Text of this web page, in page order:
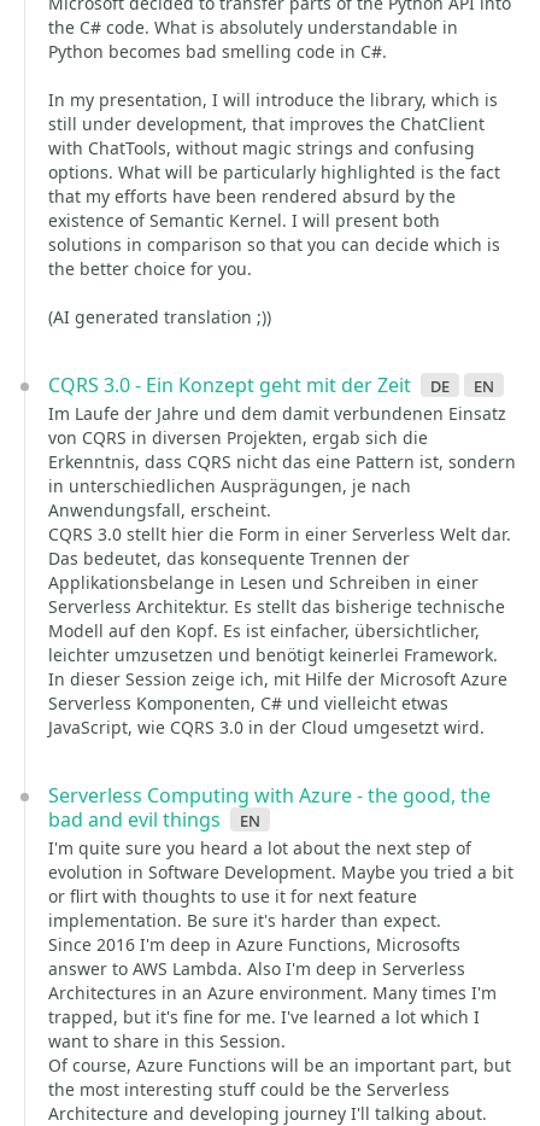
the C# code. What is absolutely understandable in
Python becomes bad smelling code in C#.
In my presentation, I will introduce the library, which is
still under development, that improves the ChatClient
with ChatTools, without magic strings and confusing
options. What will be particularly highlighted is the fact
that my efforts have been rendered absurd by the
existence of Semantic Kernel. I will present both
solutions in comparison so that you can decide which is
the better choice for you.
(AI generated translation ;))
CQRS 3.0 - Ein Konzept geht mit der Zeit de en
Im Laufe der Jahre und dem damit verbundenen Einsatz
von CQRS in diversen Projekten, ergab sich die
Erkenntnis, dass CQRS nicht das eine Pattern ist, sondern
in unterschiedlichen Ausprägungen, je nach
Anwendungsfall, erscheint.
CQRS 3.0 stellt hier die Form in einer Serverless Welt dar.
Das bedeutet, das konsequente Trennen der
Applikationsbelange in Lesen und Schreiben in einer
Serverless Architektur. Es stellt das bisherige technische
Modell auf den Kopf. Es ist einfacher, übersichtlicher,
leichter umzusetzen und benötigt keinerlei Framework.
In dieser Session zeige ich, mit Hilfe der Microsoft Azure
Serverless Komponenten, C# und vielleicht etwas
JavaScript, wie CQRS 3.0 in der Cloud umgesetzt wird.
Serverless Computing with Azure - the good, the
bad and evil things
en
I'm quite sure you heard a lot about the next step of
evolution in Software Development. Maybe you tried a bit
or flirt with thoughts to use it for next feature
implementation. Be sure it's harder than expect.
Since 2016 I'm deep in Azure Functions, Microsofts
answer to AWS Lambda. Also I'm deep in Serverless
Architectures in an Azure environment. Many times I'm
trapped, but it's fine for me. I've learned a lot which I
want to share in this Session.
Of course, Azure Functions will be an important part, but
the most interesting stuff could be the Serverless
Architecture and developing journey I'll talking about.